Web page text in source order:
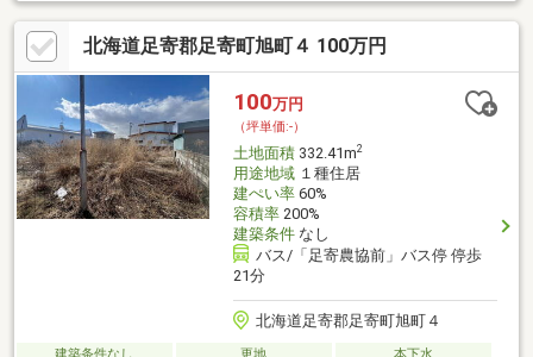
北海道足寄郡足寄町旭町４ 100万円
100万円
（坪単価:-）
土地面積332.41m2
用途地域１種住居
建ぺい率60%
容積率200%
建築条件なし
バス/「足寄農協前」バス停 停歩
21分
北海道足寄郡足寄町旭町４
建築条件なし 更地 本下水